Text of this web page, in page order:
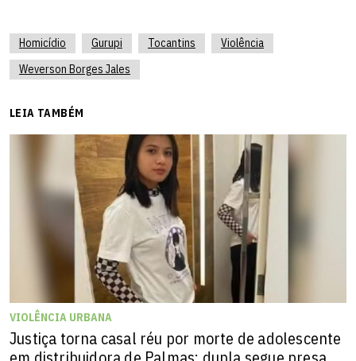
Homicídio Gurupi Tocantins
Violência
Weverson Borges Jales
LEIA TAMBÉM
VIOLÊNCIA URBANA
Justiça torna casal réu por morte de adolescente